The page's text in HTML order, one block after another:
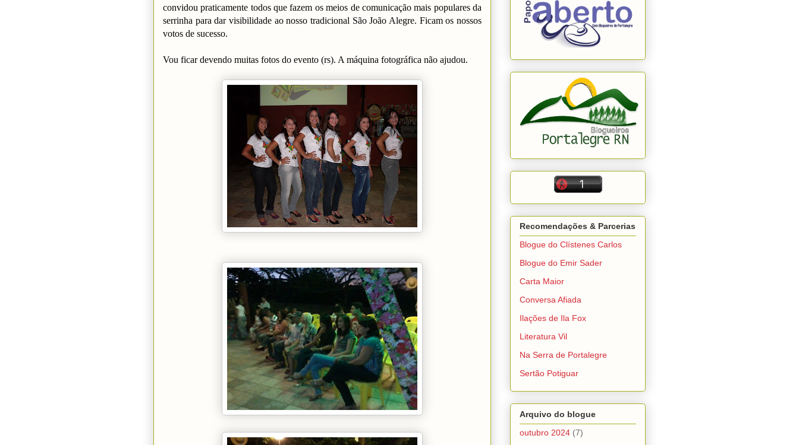
convidou praticamente todos que fazem os meios de comunicação mais populares da
serrinha para dar visibilidade ao nosso tradicional São João Alegre. Ficam os nossos
votos de sucesso.
Vou ficar devendo muitas fotos do evento (rs). A máquina fotográfica não ajudou.
Recomendações & Parcerias
Blogue do Clístenes Carlos
Blogue do Emir Sader
Carta Maior
Conversa Afiada
Ilações de Ila Fox
Literatura Vil
Na Serra de Portalegre
Sertão Potiguar
Arquivo do blogue
outubro 2024 (7)